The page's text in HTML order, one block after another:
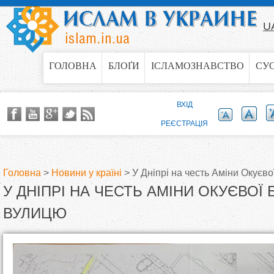
Jump to navigation
ГОЛОВНА БЛОҐИ ІСЛАМОЗНАВСТВО
В
Головна > Новини у країні > У Дніпрі на честь Аміни
У ДНІПРІ НА ЧЕСТЬ АМІНИ ОКУЄВОЇ
ВУЛИЦЮ
ВХІД
РЕЄСТРАЦІЯ